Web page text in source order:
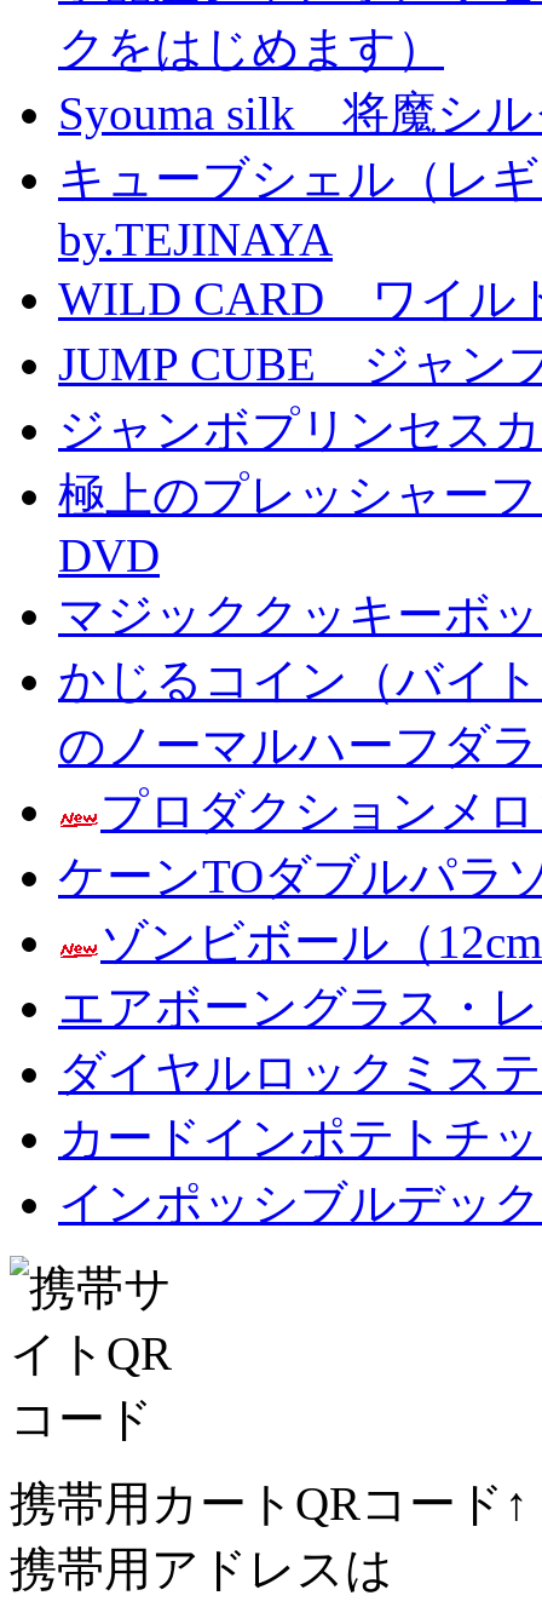
クをはじめます）
Syouma silk 将魔シ
キューブシェル（レ
by.TEJINAYA
WILD CARD ワイル
JUMP CUBE ジャン
ジャンボプリンセス
極上のプレッシャー
DVD
マジッククッキーボ
かじるコイン（バイ
のノーマルハーフダ
プロダクションメ
ケーンTOダブルパラ
ゾンビボール（
エアボーングラス・
ダイヤルロックミス
カードインポテトチ
インポッシブルデック
携帯用カートQRコード↑
携帯用アドレスは